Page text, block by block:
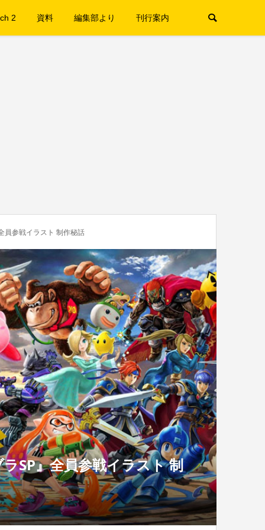
2 資料 編集部より 刊行案内
員参戦イラスト 制作秘話
SP』全員参戦イラスト 制